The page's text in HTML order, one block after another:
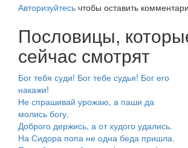
Авторизуйтесь чтобы оставить
Пословицы,
сейчас смотрят
Бог тебя суди! Бог тебе судья! Бог его
накажи!
Не спрашивай урожаю, а паши да
молись богу.
Доброго держись, а от худого удались.
На Сидора попа не одна беда пришла.